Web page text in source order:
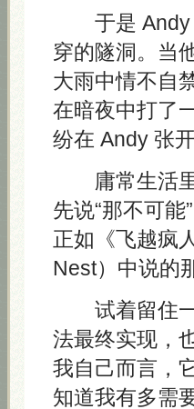
于是 Andy
穿的隧洞。当
大雨中情不自
在暗夜中打了
纷在 Andy 张
庸常生活里
先说“那不可
正如《飞越疯
Nest）中说的
试着留住一
法最终实现，
我自己而言，
知道我有多需